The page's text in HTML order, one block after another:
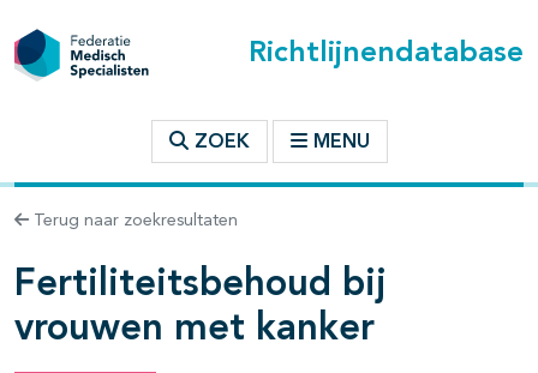
Richtlijnendatabase
ZOEK MENU
Terug naar zoekresultaten
Fertiliteitsbehoud bij
vrouwen met kanker
binnen deze richtlijn